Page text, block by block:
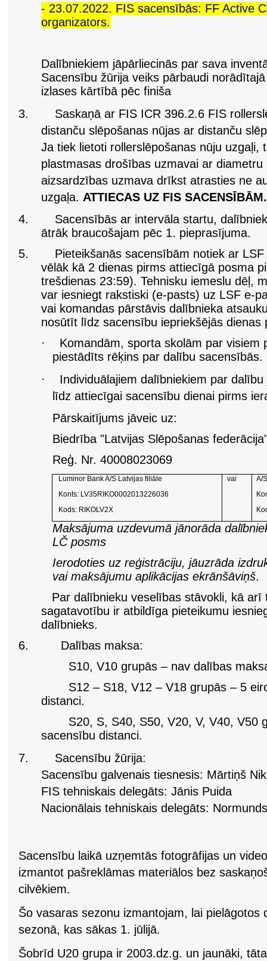
- 23.07.2022. FIS sacensībās: FF Active
organizators.
Dalībniekiem jāpārliecinās par sava
Sacensību žūrija veiks pārbaudi
izlases kārtībā pēc finiša
3.
Saskaņā ar FIS ICR 396.2.6 FIS
distanču slēpošanas nūjas ar distanču
Ja tiek lietoti rollerslēpošanas nūju uzgaļi,
plastmasas drošības uzmavai ar
aizsardzības uzmava drīkst atrasties ne
uzgaļa. ATTIECAS UZ FIS SACENSĪBĀM.
4.
Sacensībās ar intervāla startu,
ātrāk braucošajam pēc 1. pieprasījuma.
5.
Pieteikšanās sacensībām notiek ar
vēlāk kā 2 dienas pirms attiecīgā posma
trešdienas 23:59). Tehnisku iemeslu dēļ,
var iesniegt rakstiski (e-pasts) uz LSF e-
vai komandas pārstāvis dalībnieka
nosūtīt līdz sacensību iepriekšējās
·
Komandām, sporta skolām par visiem
piestādīts rēķins par dalību sacensībās.
·
Individuālajiem dalībniekiem par
līdz attiecīgai sacensību dienai pirms
Pārskaitījums jāveic uz:
Biedrība "Latvijas Slēpošanas
Reģ. Nr. 40008023069
Luminor Bank A/S Latvijas filiāle
Konts: LV35RIKO0002013226036
Kods: RIKOLV2X
vai
A/
Maksājuma uzdevumā jānorāda
LČ posms
Ierodoties uz reģistrāciju, jāuzrāda
vai maksājumu aplikācijas ekrānšāviņš.
Par dalībnieku veselības stāvokli, kā arī
sagatavotību ir atbildīga pieteikumu
dalībnieks.
6.
Dalības maksa:
S10, V10 grupās – nav dalības
S12 – S18, V12 – V18 grupās – 5 eiro
distanci.
S20, S, S40, S50, V20, V, V40, V50
sacensību distanci.
7.
Sacensību žūrija:
Sacensību galvenais tiesnesis: Mārtiņš
FIS tehniskais delegāts: Jānis Puida
Nacionālais tehniskais delegāts:
Sacensību laikā uzņemtās fotogrāfijas un
izmantot pašreklāmas materiālos bez
cilvēkiem.
Šo vasaras sezonu izmantojam, lai pielāgotos
sezonā, kas sākas 1. jūlijā.
Šobrīd U20 grupa ir 2003.dz.g. un jaunāki,